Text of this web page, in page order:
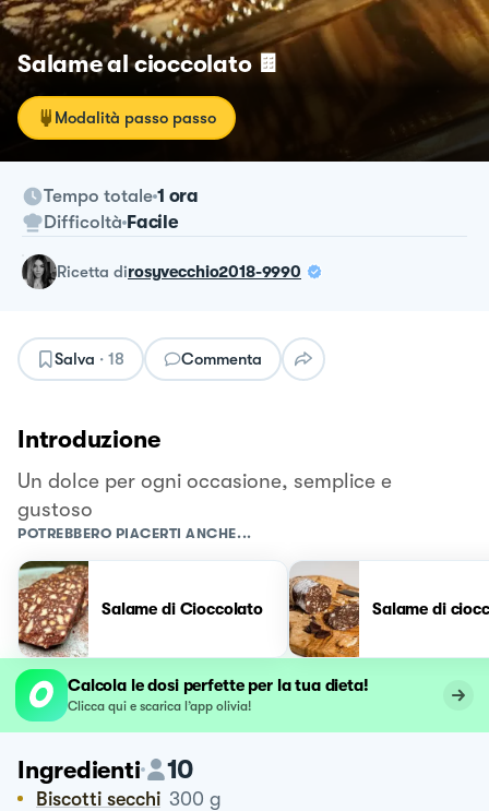
Salame al cioccolato 🍫
Modalità passo passo
Tempo totale 1 ora
Difficoltà Facile
ricetta dirosyvecchio2018-9990
Salva · 18 Commenta
Introduzione
Un dolce per ogni occasione, semplice e
gustoso
POTREBBERO PIACERTI ANCHE...
Salame di Cioccolato Salame di
Calcola le dosi perfette per la tua dieta!
Clicca qui e scarica l’app olivia!
Ingredienti 10
Biscotti secchi 300 g